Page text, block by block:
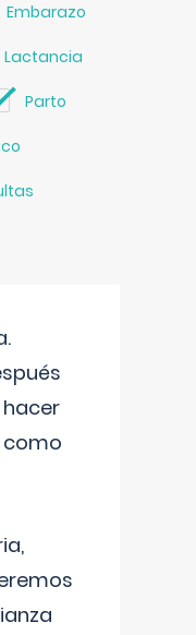
Embarazo
Lactancia
Parto
como